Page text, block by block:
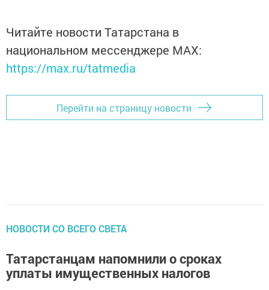
Читайте новости Татарстана в
национальном мессенджере MАХ:
https://max.ru/tatmedia
Перейти на страницу новости
НОВОСТИ СО ВСЕГО СВЕТА
Татарстанцам напомнили о сроках
уплаты имущественных налогов